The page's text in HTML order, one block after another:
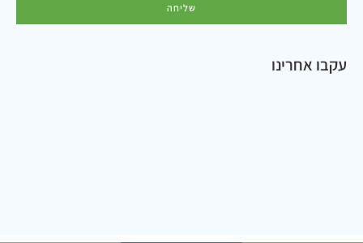
שליחה
עקבו אחרינו